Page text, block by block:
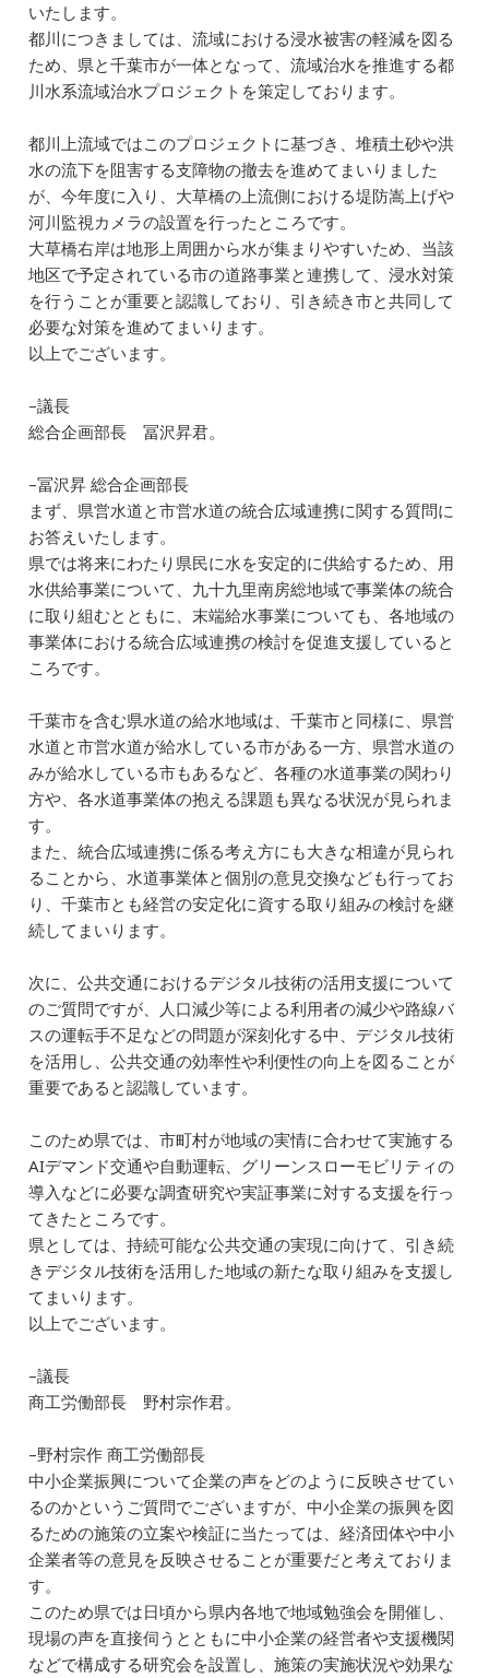
いたします。
都川につきましては、流域における浸水被害の軽減を図る
ため、県と千葉市が一体となって、流域治水を推進する都
川水系流域治水プロジェクトを策定しております。
都川上流域ではこのプロジェクトに基づき、堆積土砂や洪
水の流下を阻害する支障物の撤去を進めてまいりました
が、今年度に入り、大草橋の上流側における堤防嵩上げや
河川監視カメラの設置を行ったところです。
大草橋右岸は地形上周囲から水が集まりやすいため、当該
地区で予定されている市の道路事業と連携して、浸水対策
を行うことが重要と認識しており、引き続き市と共同して
必要な対策を進めてまいります。
以上でございます。
–議長
総合企画部長 冨沢昇君。
–冨沢昇 総合企画部長
まず、県営水道と市営水道の統合広域連携に関する質問に
お答えいたします。
県では将来にわたり県民に水を安定的に供給するため、用
水供給事業について、九十九里南房総地域で事業体の統合
に取り組むとともに、末端給水事業についても、各地域の
事業体における統合広域連携の検討を促進支援していると
ころです。
千葉市を含む県水道の給水地域は、千葉市と同様に、県営
水道と市営水道が給水している市がある一方、県営水道の
みが給水している市もあるなど、各種の水道事業の関わり
方や、各水道事業体の抱える課題も異なる状況が見られま
す。
また、統合広域連携に係る考え方にも大きな相違が見られ
ることから、水道事業体と個別の意見交換なども行ってお
り、千葉市とも経営の安定化に資する取り組みの検討を継
続してまいります。
次に、公共交通におけるデジタル技術の活用支援について
のご質問ですが、人口減少等による利用者の減少や路線バ
スの運転手不足などの問題が深刻化する中、デジタル技術
を活用し、公共交通の効率性や利便性の向上を図ることが
重要であると認識しています。
このため県では、市町村が地域の実情に合わせて実施する
AIデマンド交通や自動運転、グリーンスローモビリティの
導入などに必要な調査研究や実証事業に対する支援を行っ
てきたところです。
県としては、持続可能な公共交通の実現に向けて、引き続
きデジタル技術を活用した地域の新たな取り組みを支援し
てまいります。
以上でございます。
–議長
商工労働部長 野村宗作君。
–野村宗作 商工労働部長
中小企業振興について企業の声をどのように反映させてい
るのかというご質問でございますが、中小企業の振興を図
るための施策の立案や検証に当たっては、経済団体や中小
企業者等の意見を反映させることが重要だと考えておりま
す。
このため県では日頃から県内各地で地域勉強会を開催し、
現場の声を直接伺うとともに中小企業の経営者や支援機関
などで構成する研究会を設置し、施策の実施状況や効果な